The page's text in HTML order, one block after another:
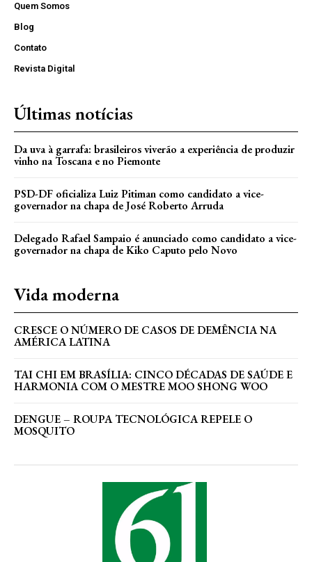
Quem Somos
Blog
Contato
Revista Digital
Últimas notícias
Da uva à garrafa: brasileiros viverão a experiência de produzir
vinho na Toscana e no Piemonte
PSD-DF oficializa Luiz Pitiman como candidato a vice-
governador na chapa de José Roberto Arruda
Delegado Rafael Sampaio é anunciado como candidato a vice-
governador na chapa de Kiko Caputo pelo Novo
Vida moderna
CRESCE O NÚMERO DE CASOS DE DEMÊNCIA NA
AMÉRICA LATINA
TAI CHI EM BRASÍLIA: CINCO DÉCADAS DE SAÚDE E
HARMONIA COM O MESTRE MOO SHONG WOO
DENGUE – ROUPA TECNOLÓGICA REPELE O
MOSQUITO